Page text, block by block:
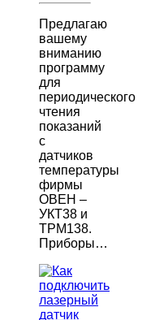
Предлагаю
вашему
вниманию
программу
для
периодического
чтения
показаний
с
датчиков
температуры
фирмы
ОВЕН –
УКТ38 и
ТРМ138.
Приборы…